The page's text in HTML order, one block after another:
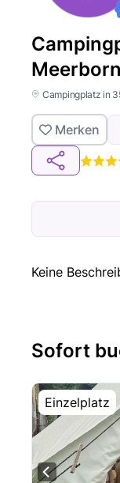
Campingplatz in
Merken
Keine
Sofort
Einzelplatz